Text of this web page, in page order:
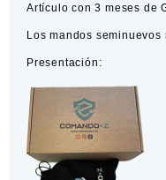
cantidad
Artículo con 3 meses de
Los mandos
Presentación: